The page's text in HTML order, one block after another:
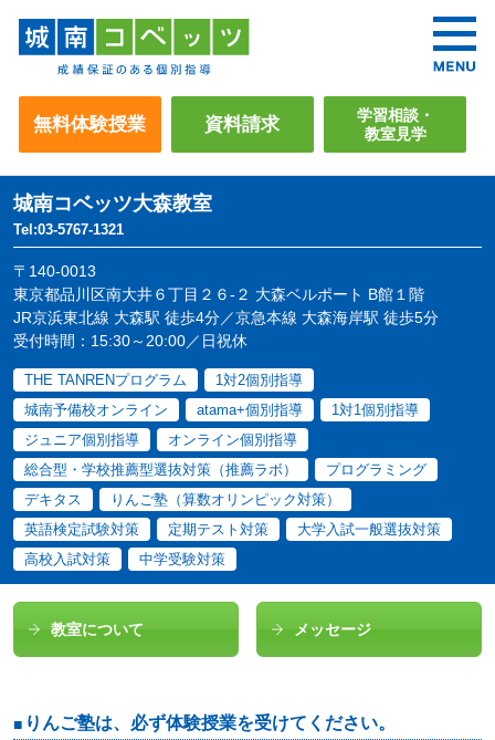
無料体験授業 資料請求
学習相談・
教室見学
城南コベッツ大森教室
Tel:03-5767-1321
〒140-0013
東京都品川区南大井６丁目２６-２ 大森ベルポート B館１階
JR京浜東北線 大森駅 徒歩4分／京急本線 大森海岸駅 徒歩5分
受付時間：15:30～20:00／日祝休
THE TANRENプログラム
1対2個別指導
城南予備校オンライン
atama+個別指導
1対1個別指導
ジュニア個別指導
オンライン個別指導
総合型・学校推薦型選抜対策（推薦ラボ）
プログラミング
デキタス
りんご塾（算数オリンピック対策）
英語検定試験対策
定期テスト対策
大学入試一般選抜対策
高校入試対策
中学受験対策
教室について メッセージ
りんご塾は、必ず体験授業を受けてください。